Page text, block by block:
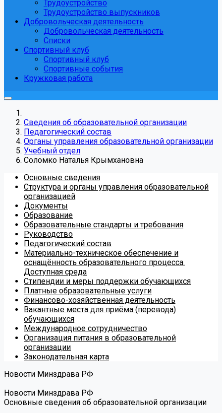
Трудоустройство
Трудоустройство выпускников
Добровольческая деятельность
Добровольческая деятельность
Списки
Спортивный клуб
Спортивный клуб
Спортивные события
Кружковая работа
Сведения об образовательной организации
Педагогический состав
Органы управления образовательной организации
Учебный отдел
Соломко Наталья Крымхановна
Основные сведения
Структура и органы управления образовательной
организацией
Документы
Образование
Образовательные стандарты и требования
Руководство
Педагогический состав
Материально-техническое обеспечение и
оснащённость образовательного процесса.
Доступная среда
Стипендии и меры поддержки обучающихся
Платные образовательные услуги
Финансово-хозяйственная деятельность
Вакантные места для приёма (перевода)
обучающихся
Международное сотрудничество
Организация питания в образовательной
организации
Законодательная карта
Новости Минздрава РФ
Новости Минздрава РФ
Основные сведения об образовательной организации